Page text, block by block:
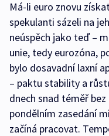
Má-li euro znovu
spekulanti sázeli na
neúspěch jako teď –
unie, tedy eurozóna,
bylo dosavadní laxní
– paktu stability a
dnech snad téměř
pondělním zasedání
začíná pracovat.